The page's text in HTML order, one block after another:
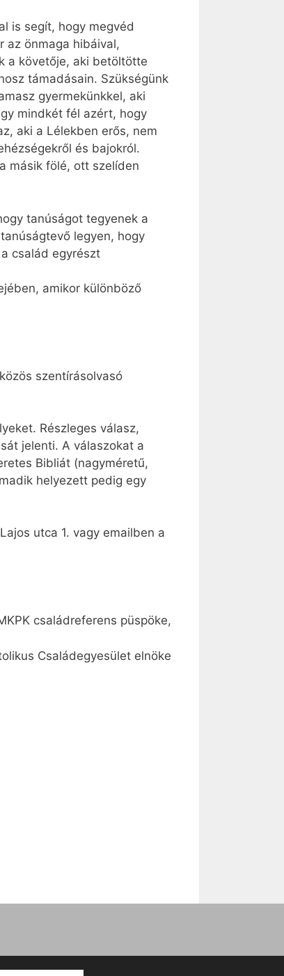
is segít, hogy megvéd
az önmaga hibáival,
a követője, aki betöltötte
támadásain. Szükségünk
gyermekünkkel, aki
mindkét fél azért, hogy
aki a Lélekben erős, nem
és bajokról.
másik fölé, ott szelíden
tanúságot tegyenek a
legyen, hogy
család egyrészt
amikor különböző
szentírásolvasó
Részleges válasz,
jelenti. A válaszokat a
Bibliát (nagyméretű,
helyezett pedig egy
utca 1. vagy emailben a
családreferens püspöke,
Családegyesület elnöke